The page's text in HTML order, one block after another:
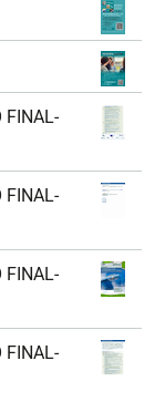
FINAL-
FINAL-
FINAL-
FINAL-